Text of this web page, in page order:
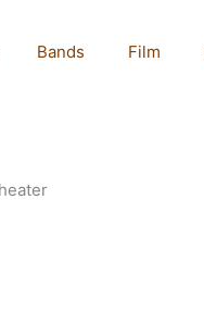
Bands Film